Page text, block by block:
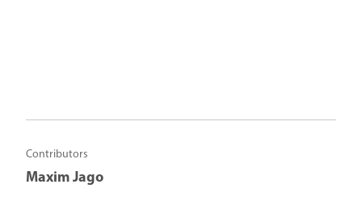
Contributors
Maxim Jago